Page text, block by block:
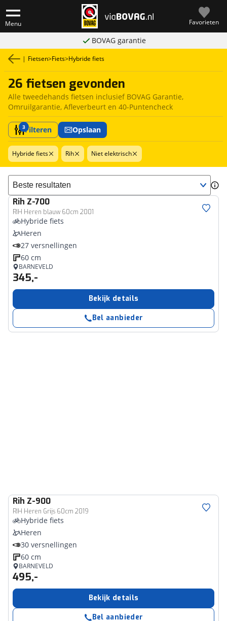
Menu Favorieten
BOVAG garantie
| Fietsen>Fiets>Hybride fiets
26 fietsen gevonden
Alle tweedehands fietsen inclusief BOVAG Garantie,
Omruilgarantie, Afleverbeurt en 40-Puntencheck
3Filteren Opslaan
Hybride fiets Rih Niet elektrisch
Sorteer resultaten
Rih Z-700
RIH Heren blauw 60cm 2001
Hybride fiets
Heren
27 versnellingen
60 cm
BARNEVELD
345,-
Bekijk details
Bel aanbieder
Rih Z-900
RIH Heren Grijs 60cm 2019
Hybride fiets
Heren
30 versnellingen
60 cm
BARNEVELD
495,-
Bekijk details
Bel aanbieder